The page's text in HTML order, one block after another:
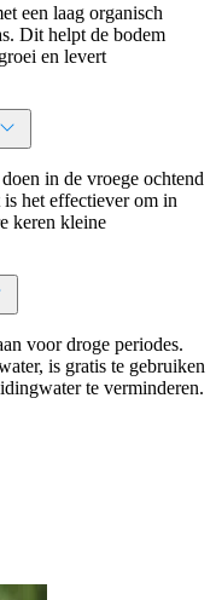
een laag organisch
Dit helpt de bodem
en levert
in de vroege ochtend
het effectiever om in
keren kleine
voor droge periodes.
is gratis te gebruiken
te verminderen.